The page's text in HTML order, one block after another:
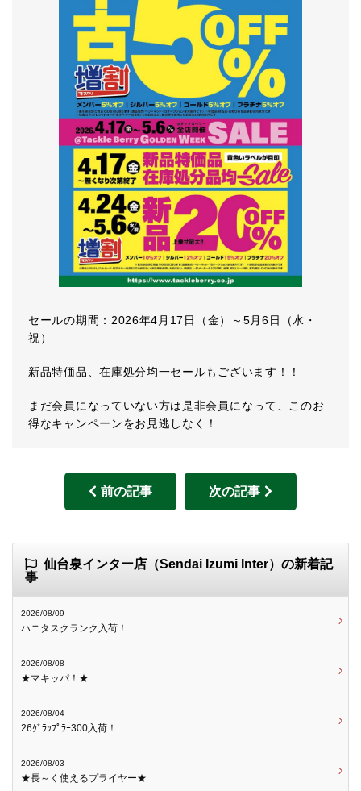
セールの期間：2026年4月17日（金）～5月6日（水・
祝）
新品特価品、在庫処分均一セールもございます！！
まだ会員になっていない方は是非会員になって、このお
得なキャンペーンをお見逃しなく！
前の記事 次の記事
仙台泉インター店（Sendai Izumi Inter）の新着記
事
2026/08/09
ハニタスクランク入荷！
2026/08/08
★マキッパ！★
2026/08/04
26ｸﾞﾗｯﾌﾟﾗｰ300入荷！
2026/08/03
★長～く使えるプライヤー★